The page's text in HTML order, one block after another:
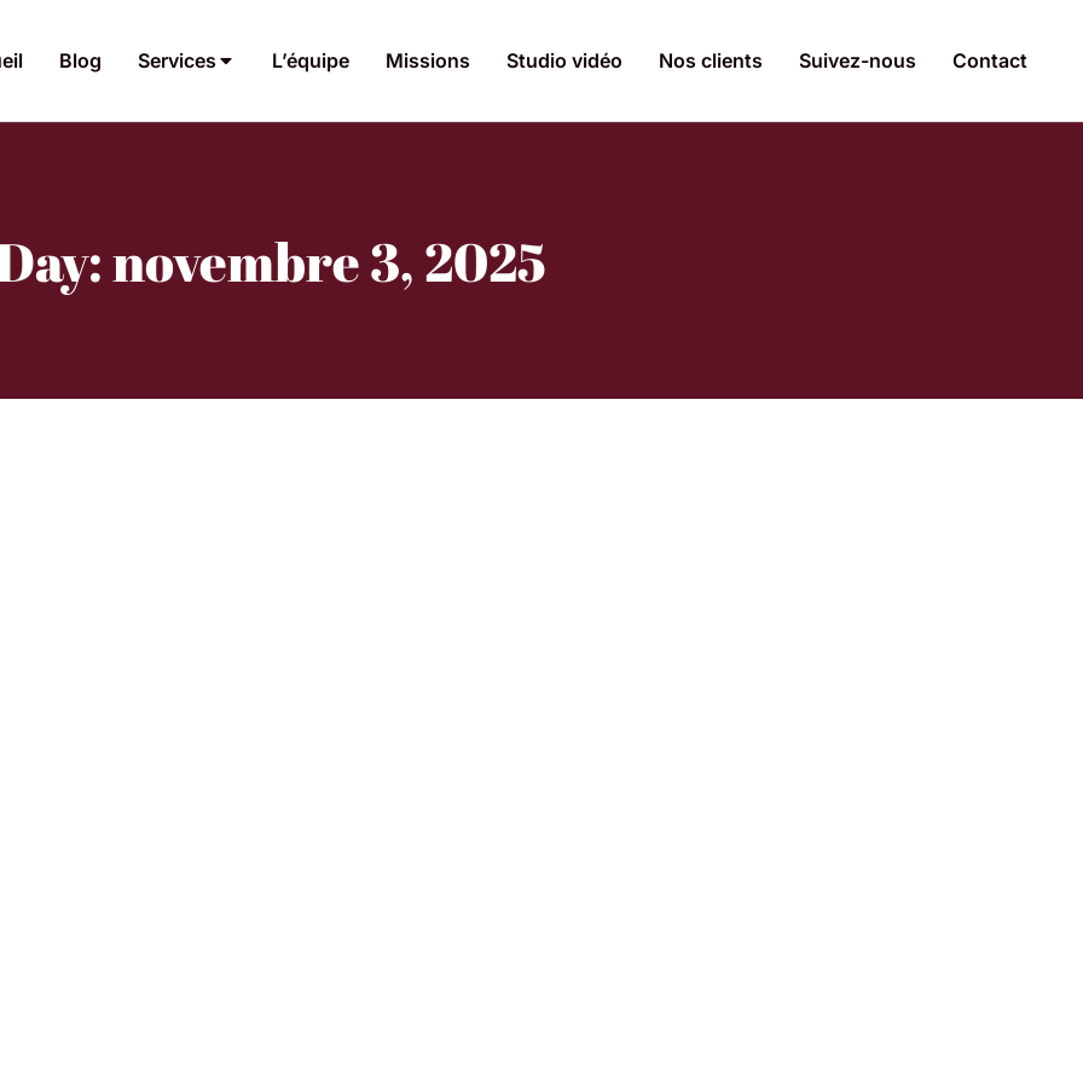
Blog Services L’équipe Missions Studio vidéo Nos clients Suivez-nous Contact
novembre 3, 2025